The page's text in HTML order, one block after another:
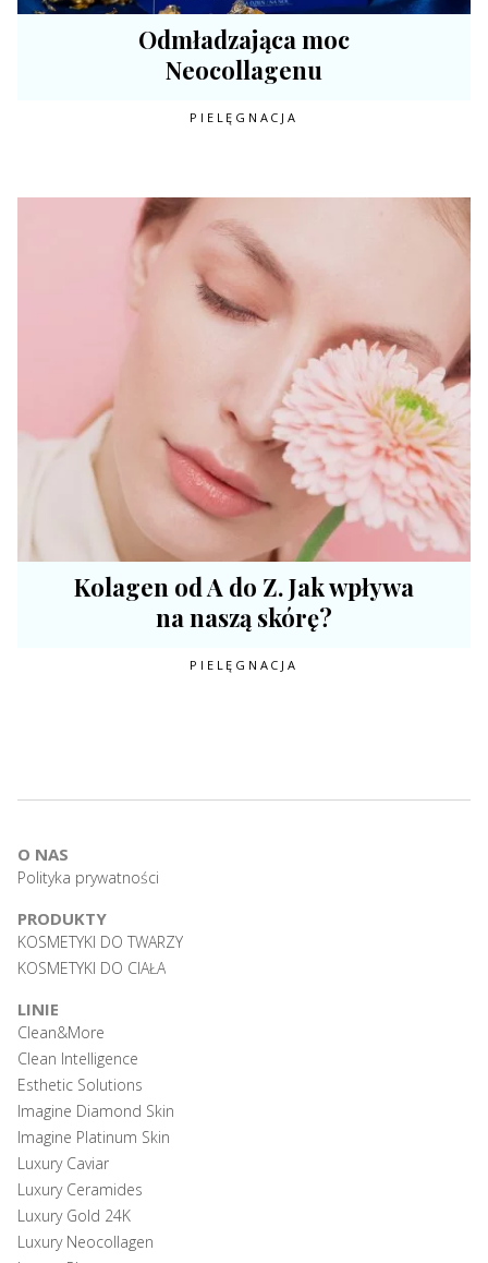
Odmładzająca moc
Neocollagenu
PIELĘGNACJA
Kolagen od A do Z. Jak wpływa
na naszą skórę?
PIELĘGNACJA
O NAS
Polityka prywatności
PRODUKTY
KOSMETYKI DO TWARZY
KOSMETYKI DO CIAŁA
LINIE
Clean&More
Clean Intelligence
Esthetic Solutions
Imagine Diamond Skin
Imagine Platinum Skin
Luxury Caviar
Luxury Ceramides
Luxury Gold 24K
Luxury Neocollagen